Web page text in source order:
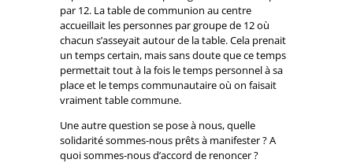
par 12. La table de communion au centre
accueillait les personnes par groupe de 12 où
chacun s’asseyait autour de la table. Cela prenait
un temps certain, mais sans doute que ce temps
permettait tout à la fois le temps personnel à sa
place et le temps communautaire où on faisait
vraiment table commune.
Une autre question se pose à nous, quelle
solidarité sommes-nous prêts à manifester ? A
quoi sommes-nous d’accord de renoncer ?